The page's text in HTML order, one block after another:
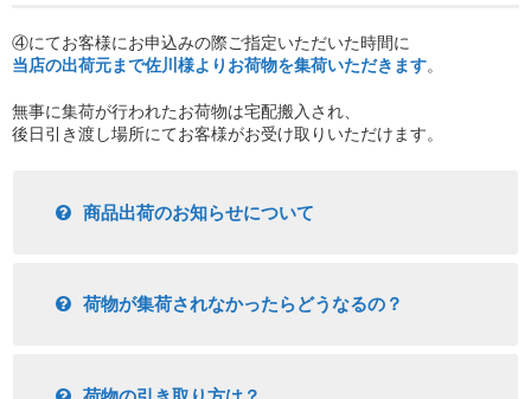
④にてお客様にお申込みの際ご指定いただいた時間に
当店の出荷元まで佐川様よりお荷物を集荷いただきます。
無事に集荷が行われたお荷物は宅配搬入され、
後日引き渡し場所にてお客様がお受け取りいただけます。
商品出荷のお知らせについて
荷物が集荷されなかったらどうなるの？